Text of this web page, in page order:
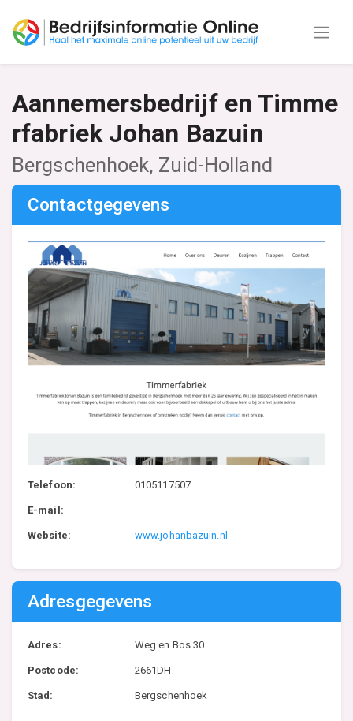
Aannemersbedrijf en Timme
rfabriek Johan Bazuin
Bergschenhoek, Zuid-Holland
Contactgegevens
Telefoon: 0105117507
E-mail:
Website: www.johanbazuin.nl
Adresgegevens
Adres: Weg en Bos 30
Postcode: 2661DH
Stad: Bergschenhoek